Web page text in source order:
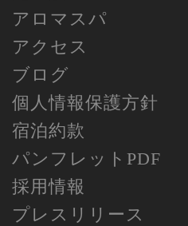
アロマスパ
アクセス
ブログ
個人情報保護方針
宿泊約款
パンフレットPDF
採用情報
プレスリリース